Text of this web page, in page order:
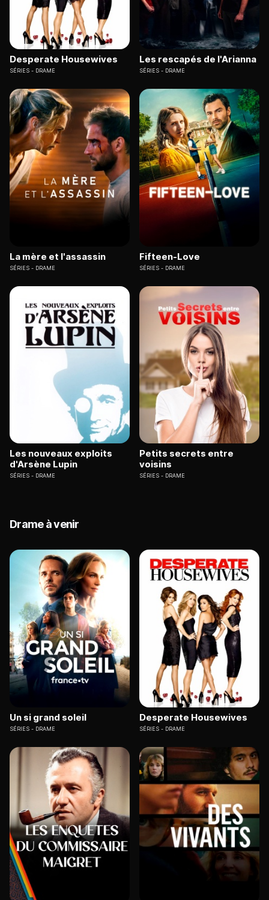
Desperate Housewives
SÉRIES DRAME
Les rescapés de l'Arianna
SÉRIES DRAME
La mère et l'assassin
SÉRIES DRAME
Fifteen-Love
SÉRIES DRAME
Les nouveaux exploits
d'Arsène Lupin
SÉRIES DRAME
Petits secrets entre
voisins
SÉRIES DRAME
Drame à venir
Un si grand soleil
SÉRIES DRAME
Desperate Housewives
SÉRIES DRAME